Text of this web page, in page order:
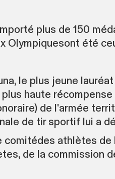
plus de 150
Olympiquesont été
le plus jeune
haute
de l'armée
de tir sportif lui a
comitédes athlètes
de la commission